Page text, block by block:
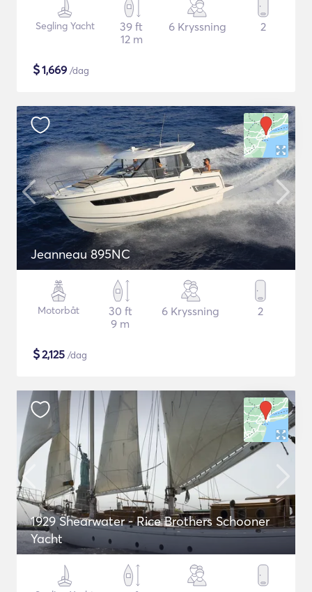
Segling Yacht
39 ft
12 m
6 Kryssning 2
$1,669 /dag
Jeanneau 895NC
Motorbåt
30 ft
9 m
6 Kryssning 2
$2,125 /dag
1929 Shearwater - Rice Brothers Schooner
Yacht